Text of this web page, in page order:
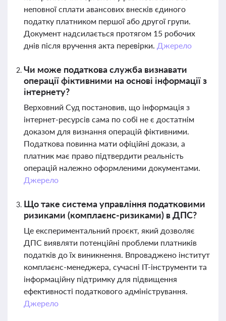
неповної сплати авансових внесків єдиного
податку платником першої або другої групи.
Документ надсилається протягом 15 робочих
днів після вручення акта перевірки. Джерело
Чи може податкова служба визнавати
операції фіктивними на основі інформації з
інтернету?
Верховний Суд постановив, що інформація з
інтернет-ресурсів сама по собі не є достатнім
доказом для визнання операцій фіктивними.
Податкова повинна мати офіційні докази, а
платник має право підтвердити реальність
операцій належно оформленими документами.
Джерело
Що таке система управління податковими
ризиками (комплаєнс-ризиками) в ДПС?
Це експериментальний проєкт, який дозволяє
ДПС виявляти потенційні проблеми платників
податків до їх виникнення. Впроваджено інститут
комплаєнс-менеджера, сучасні ІТ-інструменти та
інформаційну підтримку для підвищення
ефективності податкового адміністрування.
Джерело